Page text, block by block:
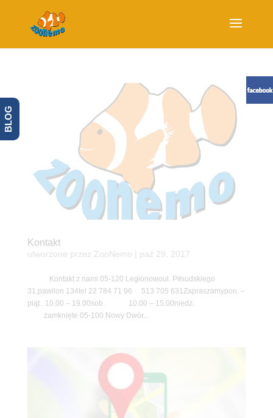
Kontakt
utworzone przez ZooNemo paź 29, 2017
Kontakt z nami 05-120 Legionowoul. Piłsudskiego
31,pawilon 134tel 22 784 71 96 513 705 631Zapraszamypon. –
piąt. 10.00 – 19.00sob. 10.00 – 15.00niedz.
zamknięte 05-100 Nowy Dwór...
BLOG